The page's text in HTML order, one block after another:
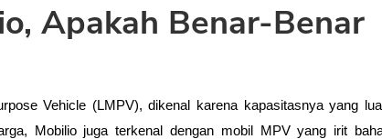
Apakah Benar-Benar
Vehicle (LMPV), dikenal karena kapasitasnya yang
Mobilio juga terkenal dengan mobil MPV yang irit